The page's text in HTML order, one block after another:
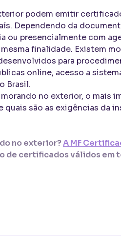
podem emitir
Dependendo da
ou presencialmente com
finalidade. Existem
para
online, acesso a
Brasil.
no exterior, o mais
são as exigências da
no exterior?A MF
de certificados válidos em